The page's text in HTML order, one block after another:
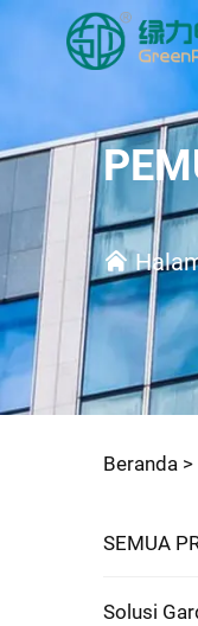
Beranda >
SEMUA
Solusi